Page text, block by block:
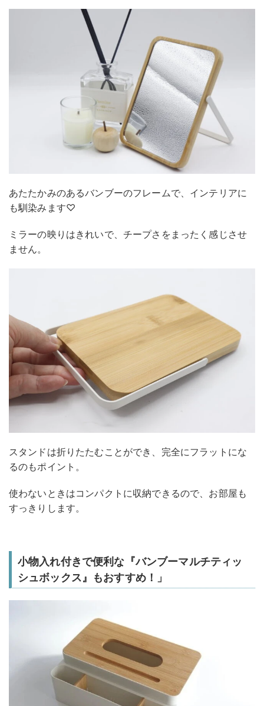
あたたかみのあるバンブーのフレームで、インテリアに
も馴染みます♡
ミラーの映りはきれいで、チープさをまったく感じさせ
ません。
スタンドは折りたたむことができ、完全にフラットにな
るのもポイント。
使わないときはコンパクトに収納できるので、お部屋も
すっきりします。
小物入れ付きで便利な『バンブーマルチティッ
シュボックス』もおすすめ！」